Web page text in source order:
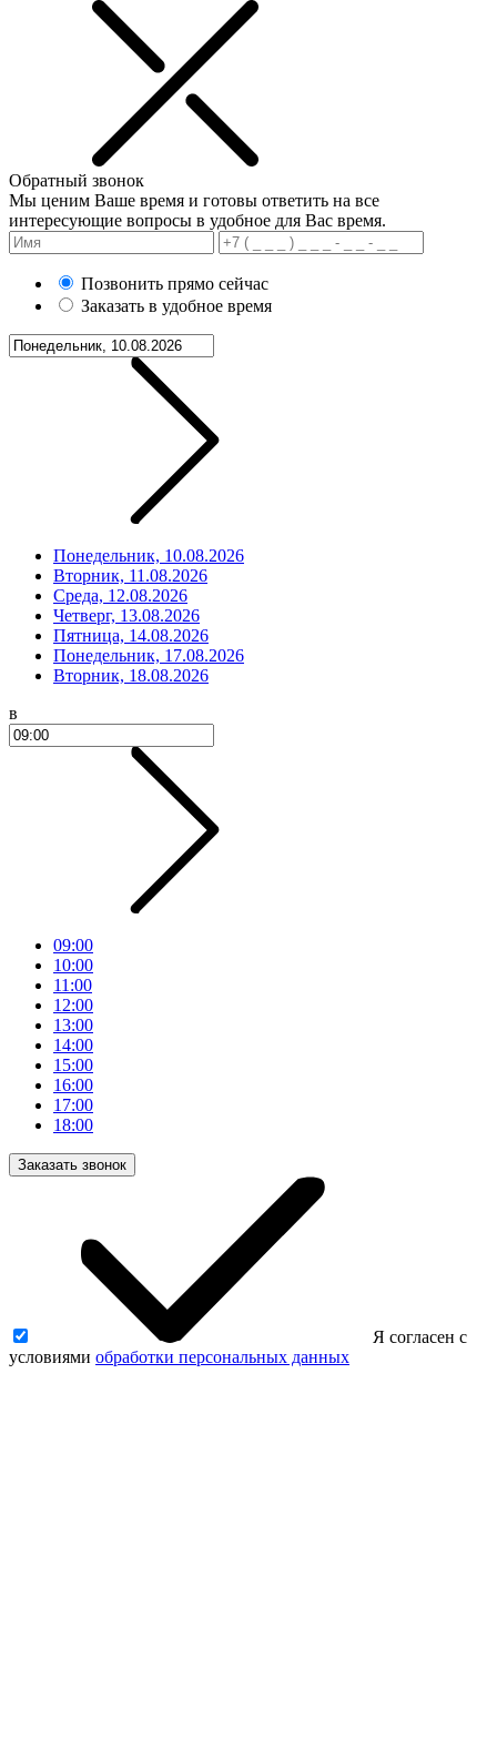
Обратный звонок
Мы ценим Ваше время и готовы ответить на все
интересующие вопросы в удобное для Вас время.
Позвонить прямо сейчас
Заказать в удобное время
Понедельник, 10.08.2026
Вторник, 11.08.2026
Среда, 12.08.2026
Четверг, 13.08.2026
Пятница, 14.08.2026
Понедельник, 17.08.2026
Вторник, 18.08.2026
в
09:00
10:00
11:00
12:00
13:00
14:00
15:00
16:00
17:00
18:00
Заказать звонок
Я согласен с
условиями обработки персональных данных